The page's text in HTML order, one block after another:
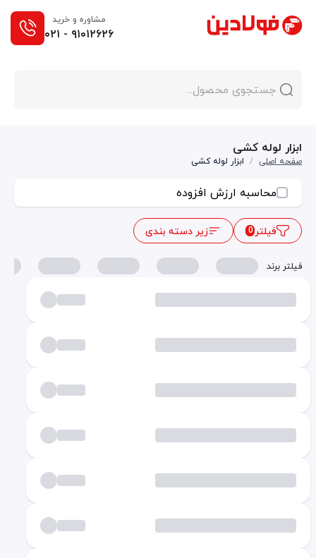
مشاوره و خرید
۰۲۱ - ۹۱۰۱۲۶۲۶
ابزار لوله کشی
صفحه اصلی / ابزار لوله کشی
محاسبه ارزش افزوده
فیلتر0 زیر دسته بندی
فیلتر برند